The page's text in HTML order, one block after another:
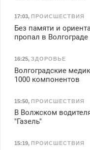
17:03, ПРОИСШЕСТВИЯ
Без памяти и
пропал в Волгограде
16:25, ЗДОРОВЬЕ
Волгоградские
1000 компонентов
15:50, ПРОИСШЕСТВИЯ
В Волжском
"Газель"
15:19, ПРОИСШЕСТВИЯ